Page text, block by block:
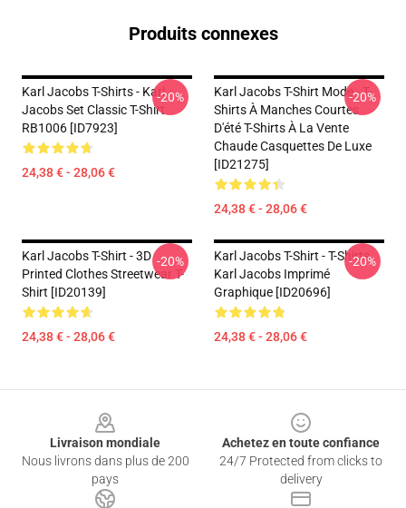
Produits connexes
Karl Jacobs T-Shirts - Karl
Jacobs Set Classic T-Shirt
RB1006 [ID7923]
24,38 € - 28,06 €
-20%
Karl Jacobs T-Shirt Mode - T-
Shirts À Manches Courtes
D'été T-Shirts À La Vente
Chaude Casquettes De Luxe
[ID21275]
24,38 € - 28,06 €
-20%
Karl Jacobs T-Shirt - 3D
Printed Clothes Streetwear T-
Shirt [ID20139]
24,38 € - 28,06 €
-20%
Karl Jacobs T-Shirt - T-Shirts
Karl Jacobs Imprimé
Graphique [ID20696]
24,38 € - 28,06 €
-20%
Livraison mondiale
Nous livrons dans plus de 200
pays
Achetez en toute confiance
24/7 Protected from clicks to
delivery